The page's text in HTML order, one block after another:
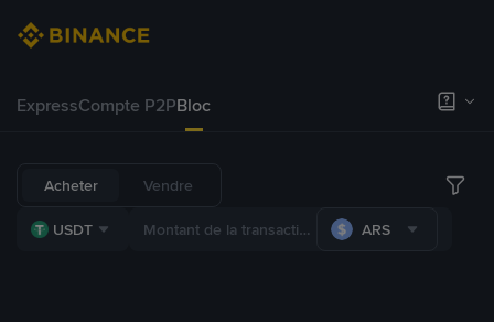
ExpressCompte P2PBloc
Acheter Vendre
USDT ARS